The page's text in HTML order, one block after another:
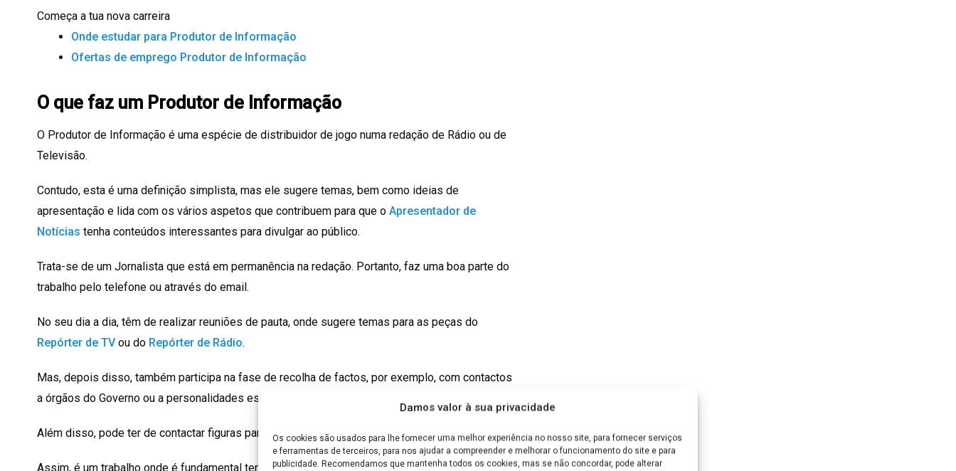
Damos valor à sua privacidade
Os cookies são usados para lhe fornecer uma melhor experiência no nosso site, para fornecer serviços
e ferramentas de terceiros, para nos ajudar a compreender e melhorar o funcionamento do site e para
publicidade. Recomendamos que mantenha todos os cookies, mas se não concordar, pode alterar
Começa a tua nova carreira
Onde estudar para Produtor de Informação
Ofertas de emprego Produtor de Informação
O que faz um Produtor de Informação
O Produtor de Informação é uma espécie de distribuidor de jogo numa redação de Rádio ou de
Televisão.
Contudo, esta é uma definição simplista, mas ele sugere temas, bem como ideias de
apresentação e lida com os vários aspetos que contribuem para que o Apresentador de
Notícias tenha conteúdos interessantes para divulgar ao público.
Trata-se de um Jornalista que está em permanência na redação. Portanto, faz uma boa parte do
trabalho pelo telefone ou através do email.
No seu dia a dia, têm de realizar reuniões de pauta, onde sugere temas para as peças do
Repórter de TV ou do Repórter de Rádio.
Mas, depois disso, também participa na fase de recolha de factos, por exemplo, com contactos
a órgãos do Governo ou a personalidades específicas.
Além disso, pode ter de contactar figuras para entrevistar nos Telejornais ou Radiojornais.
Assim, é um trabalho onde é fundamental ter uma excelente agenda de contactos, para conseguir